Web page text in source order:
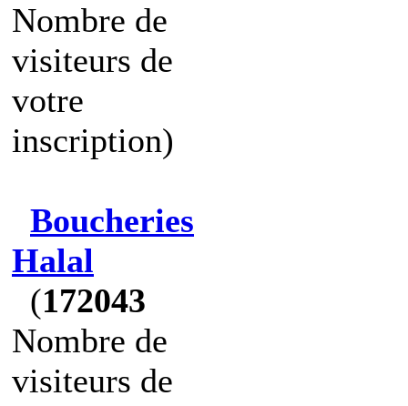
Nombre de
visiteurs de
votre
inscription)
Boucheries
Halal
(172043
Nombre de
visiteurs de